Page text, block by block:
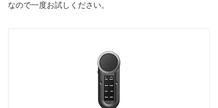
なので一度お試しください。